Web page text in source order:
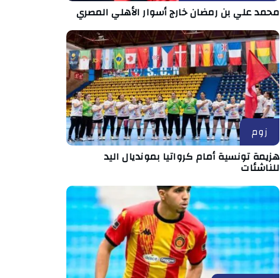
محمد علي بن رمضان خارج أسوار الأهلي المصري
زوم
هزيمة تونسية أمام كرواتيا بمونديال اليد
للناشئات